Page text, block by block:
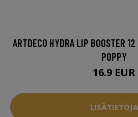
ARTDECO HYDRA LIP BOOSTER
POPPY
16.9 EUR
LISÄTIETOJA